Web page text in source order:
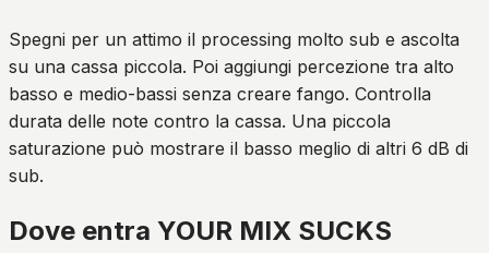
Spegni per un attimo il processing molto sub e ascolta
su una cassa piccola. Poi aggiungi percezione tra alto
basso e medio-bassi senza creare fango. Controlla
durata delle note contro la cassa. Una piccola
saturazione può mostrare il basso meglio di altri 6 dB di
sub.
Dove entra YOUR MIX SUCKS